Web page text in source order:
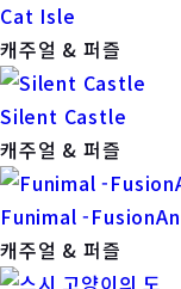
Cat Isle
캐주얼 & 퍼즐
Silent Castle
캐주얼 & 퍼즐
Funimal -
캐주얼 & 퍼즐